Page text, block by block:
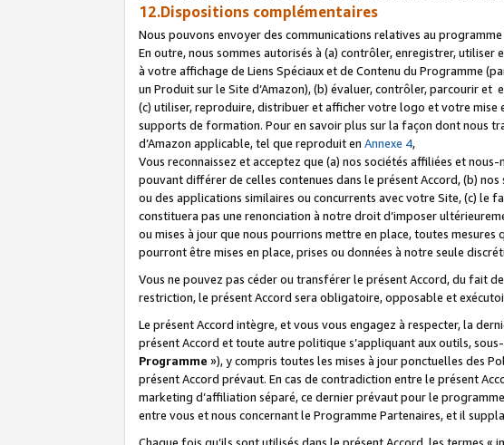
12.Dispositions complémentaires
Nous pouvons envoyer des communications relatives au
En outre, nous sommes autorisés à (a) contrôler, enregistrer,
à votre affichage de Liens Spéciaux et de Contenu du Programme
un Produit sur le Site d’Amazon), (b) évaluer, contrôler, parcourir
(c) utiliser, reproduire, distribuer et afficher votre logo et votre mise
supports de formation. Pour en savoir plus sur la façon dont nous
d’Amazon applicable, tel que reproduit en Annexe 4,
Vous reconnaissez et acceptez que (a) nos sociétés affiliées et
pouvant différer de celles contenues dans le présent Accord, (b)
ou des applications similaires ou concurrents avec votre Site, (c) le
constituera pas une renonciation à notre droit d’imposer
ou mises à jour que nous pourrions mettre en place, toutes
pourront être mises en place, prises ou données à notre seule
Vous ne pouvez pas céder ou transférer le présent Accord, du fait
restriction, le présent Accord sera obligatoire, opposable et
Le présent Accord intègre, et vous vous engagez à respecter, la
présent Accord et toute autre politique s’appliquant aux outils,
Programme »), y compris toutes les mises à jour ponctuelles des
présent Accord prévaut. En cas de contradiction entre le présent
marketing d’affiliation séparé, ce dernier prévaut pour le
entre vous et nous concernant le Programme Partenaires, et il